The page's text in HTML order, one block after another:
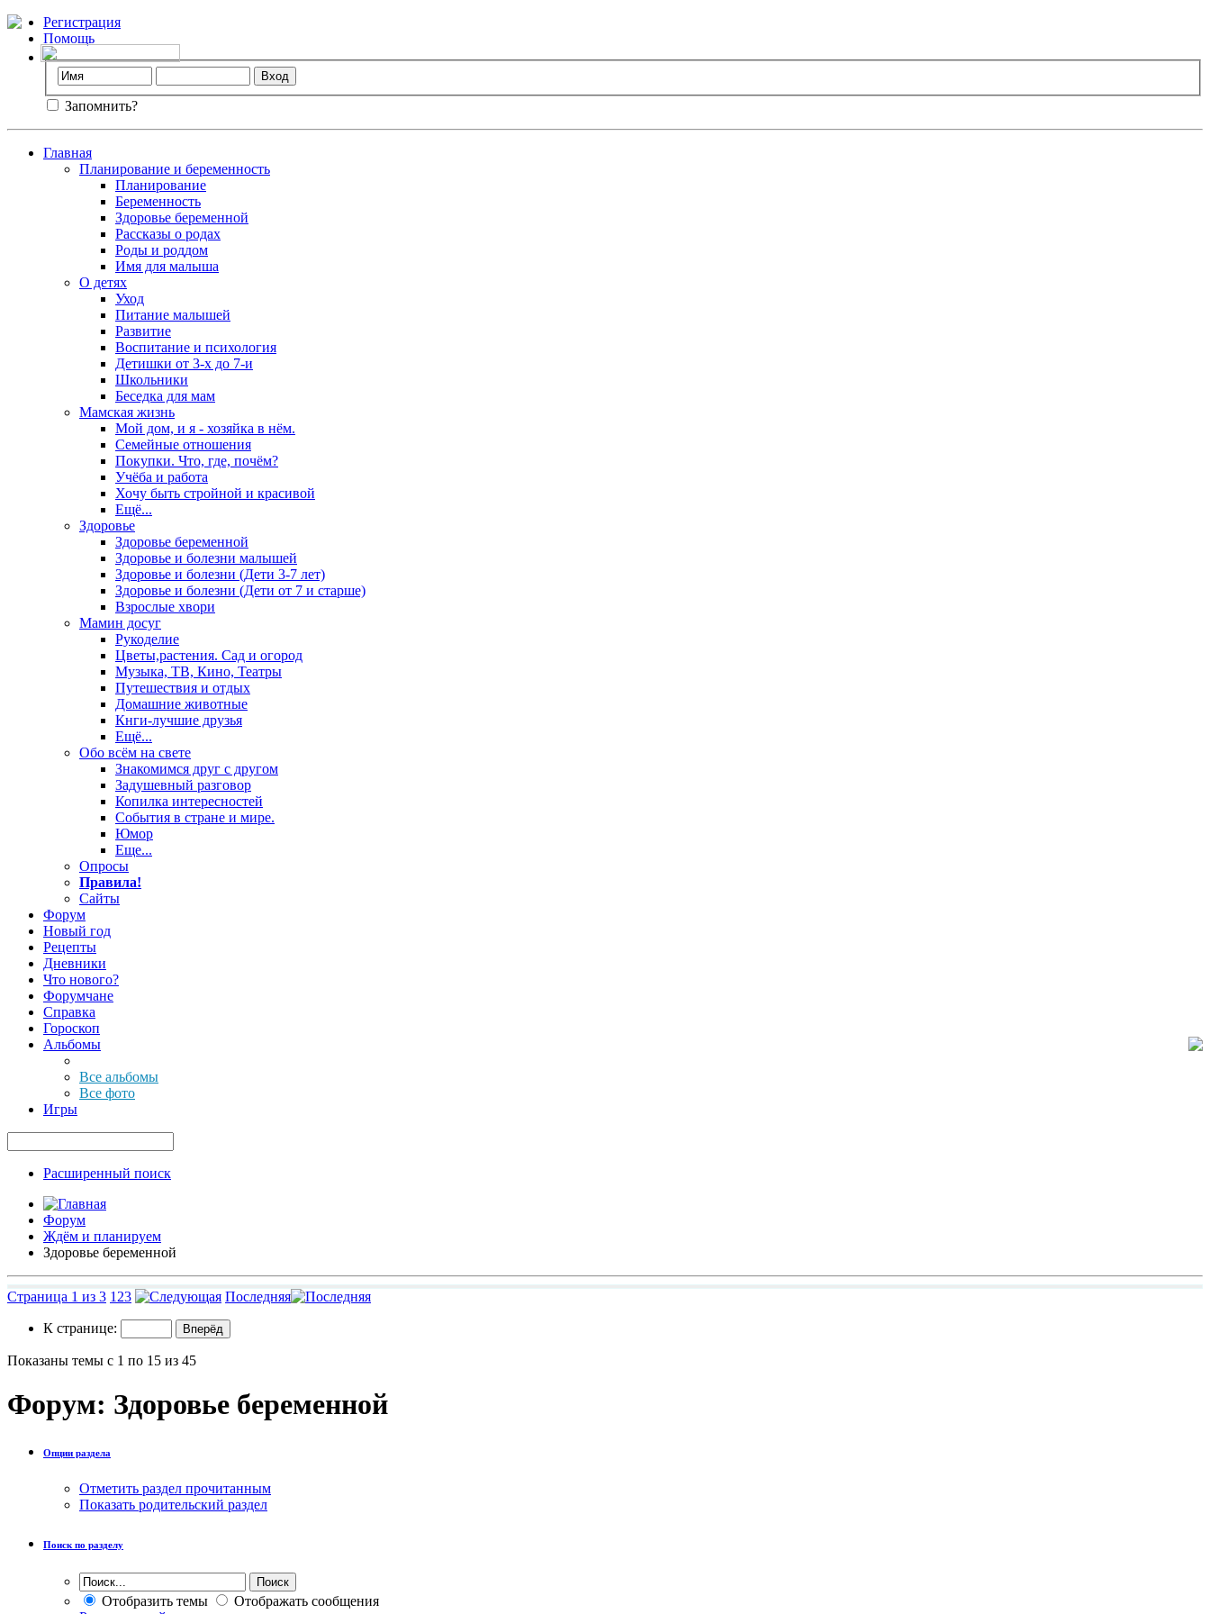
Регистрация
Помощь
Запомнить?
Главная
Планирование и беременность
Планирование
Беременность
Здоровье беременной
Рассказы о родах
Роды и роддом
Имя для малыша
О детях
Уход
Питание малышей
Развитие
Воспитание и психология
Детишки от 3-х до 7-и
Школьники
Беседка для мам
Мамская жизнь
Мой дом, и я - хозяйка в нём.
Семейные отношения
Покупки. Что, где, почём?
Учёба и работа
Хочу быть стройной и красивой
Ещё...
Здоровье
Здоровье беременной
Здоровье и болезни малышей
Здоровье и болезни (Дети 3-7 лет)
Здоровье и болезни (Дети от 7 и старше)
Взрослые хвори
Мамин досуг
Рукоделие
Цветы,растения. Сад и огород
Музыка, ТВ, Кино, Театры
Путешествия и отдых
Домашние животные
Кнги-лучшие друзья
Ещё...
Обо всём на свете
Знакомимся друг с другом
Задушевный разговор
Копилка интересностей
События в стране и мире.
Юмор
Еще...
Опросы
Правила!
Сайты
Форум
Новый год
Рецепты
Дневники
Что нового?
Форумчане
Справка
Гороскоп
Альбомы
Все альбомы
Все фото
Игры
Расширенный поиск
Форум
Ждём и планируем
Здоровье беременной
Страница 1 из 3 1 23 Последняя
К странице:
Показаны темы с 1 по 15 из 45
Форум: Здоровье беременной
Опции раздела
Отметить раздел прочитанным
Показать родительский раздел
Поиск по разделу
Отобразить темы
Отображать сообщения